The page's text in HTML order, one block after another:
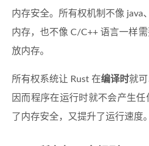
内存安全。所有权机制不像 java
内存，也不像 C/C++ 语言一样
放内存。
所有权系统让 Rust 在编译时就
因而程序在运行时就不会产生
了内存安全，又提升了运行速度